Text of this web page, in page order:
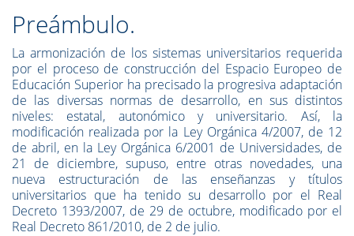
Preámbulo.
La armonización de los sistemas universitarios requerida
por el proceso de construcción del Espacio Europeo de
Educación Superior ha precisado la progresiva adaptación
de las diversas normas de desarrollo, en sus distintos
niveles: estatal, autonómico y universitario. Así, la
modificación realizada por la Ley Orgánica 4/2007, de 12
de abril, en la Ley Orgánica 6/2001 de Universidades, de
21 de diciembre, supuso, entre otras novedades, una
nueva estructuración de las enseñanzas y títulos
universitarios que ha tenido su desarrollo por el Real
Decreto 1393/2007, de 29 de octubre, modificado por el
Real Decreto 861/2010, de 2 de julio.